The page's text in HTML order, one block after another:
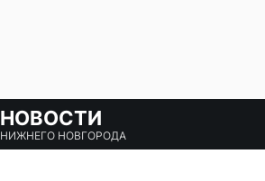
НОВОСТИ
НИЖНЕГО НОВГОРОДА